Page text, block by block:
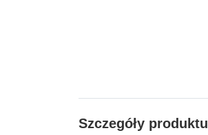
Szczegóły produktu